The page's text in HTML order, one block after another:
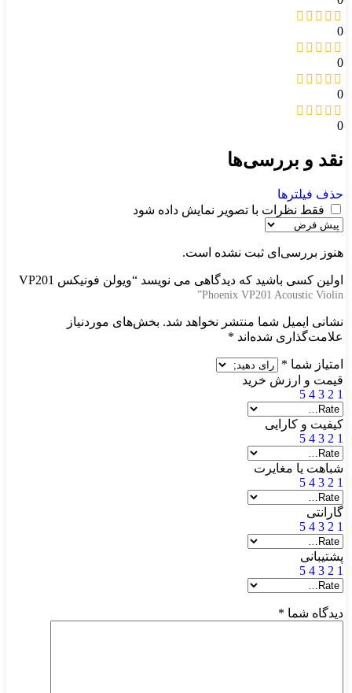
0
0
0
0
نقد و بررسی‌ها
حذف فیلترها
فقط نظرات با تصویر نمایش داده شود
هنوز بررسی‌ای ثبت نشده است.
اولین کسی باشید که دیدگاهی می نویسد “ویولن فونیکس VP201
Phoenix VP201 Acoustic Violin”
نشانی ایمیل شما منتشر نخواهد شد. بخش‌های موردنیاز
علامت‌گذاری شده‌اند *
امتیاز شما *
قیمت و ارزش خرید
1
2
3
4
5
کیفیت و کارایی
1
2
3
4
5
شباهت یا مغایرت
1
2
3
4
5
گارانتی
1
2
3
4
5
پشتیبانی
1
2
3
4
5
دیدگاه شما *